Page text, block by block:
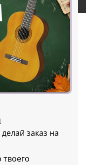
заказ на